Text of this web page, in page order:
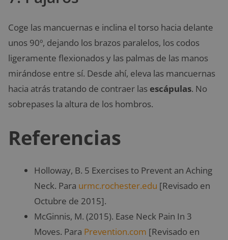
Coge las mancuernas e inclina el torso hacia delante
unos 90º, dejando los brazos paralelos, los codos
ligeramente flexionados y las palmas de las manos
mirándose entre sí. Desde ahí, eleva las mancuernas
hacia atrás tratando de contraer las escápulas. No
sobrepases la altura de los hombros.
Referencias
Holloway, B. 5 Exercises to Prevent an Aching
Neck. Para urmc.rochester.edu [Revisado en
Octubre de 2015].
McGinnis, M. (2015). Ease Neck Pain In 3
Moves. Para Prevention.com [Revisado en